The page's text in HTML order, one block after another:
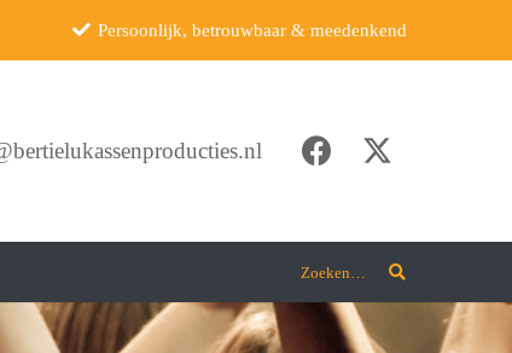
Persoonlijk, betrouwbaar & meedenkend
Zoeken…